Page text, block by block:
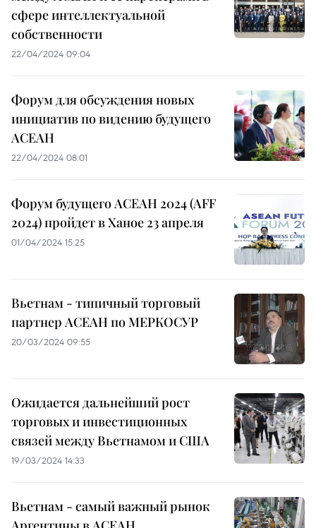
сфере интеллектуальной
собственности
22/04/2024 09:04
Форум для обсуждения новых
инициатив по видению будущего
АСЕАН
22/04/2024 08:01
Форум будущего АСЕАН 2024 (AFF
2024) пройдет в Ханое 23 апреля
01/04/2024 15:25
Вьетнам - типичный торговый
партнер АСЕАН по МЕРКОСУР
20/03/2024 09:55
Ожидается дальнейший рост
торговых и инвестиционных
связей между Вьетнамом и США
19/03/2024 14:33
Вьетнам - самый важный рынок